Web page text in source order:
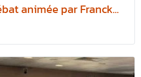
animée par Franck...